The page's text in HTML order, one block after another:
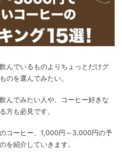
んでいるものよりちょっとだけグ
のを選んでみたい。
んでみたい人や、コーヒー好きな
方も必見です。
コーヒー、1,000円～3,000円の予
を紹介していきます。